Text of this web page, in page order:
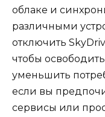
облаке и
различными
отключить
чтобы
уменьшить
если вы
сервисы или